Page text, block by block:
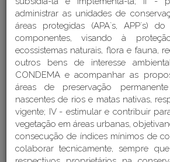
administrar as unidades de
áreas protegidas (APA`s, APP`s)
componentes, visando à
ecossistemas naturais, flora e fauna,
outros bens de interesse
CONDEMA e acompanhar as
áreas de preservação
nascentes de rios e matas nativas,
vigente; IV - estimular e contribuir
vegetação em áreas urbanas,
consecução de índices mínimos de
colaborar tecnicamente, sempre